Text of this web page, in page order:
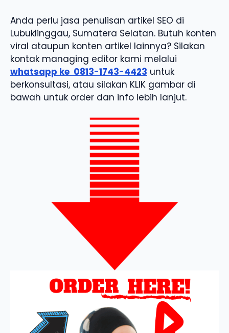
Anda perlu jasa penulisan artikel SEO di
Lubuklinggau, Sumatera Selatan. Butuh konten
viral ataupun konten artikel lainnya? Silakan
kontak managing editor kami melalui
whatsapp ke 0813-1743-4423 untuk
berkonsultasi, atau silakan KLIK gambar di
bawah untuk order dan info lebih lanjut.